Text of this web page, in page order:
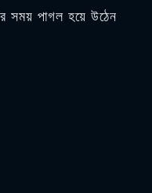
সময় পাগল হয়ে উঠেন